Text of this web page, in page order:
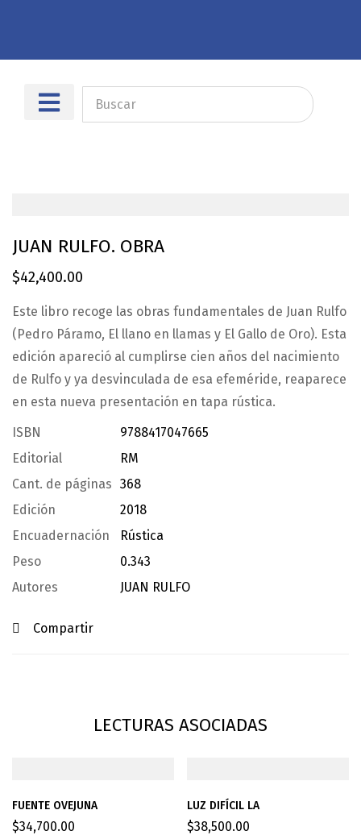
JUAN RULFO. OBRA
$42,400.00
Este libro recoge las obras fundamentales de Juan Rulfo
(Pedro Páramo, El llano en llamas y El Gallo de Oro). Esta
edición apareció al cumplirse cien años del nacimiento
de Rulfo y ya desvinculada de esa efeméride, reaparece
en esta nueva presentación en tapa rústica.
ISBN
9788417047665
Editorial
RM
Cant. de páginas 368
Edición
2018
Encuadernación
Rústica
Peso
0.343
Autores
JUAN RULFO
Compartir
LECTURAS ASOCIADAS
FUENTE OVEJUNA
$34,700.00
LUZ DIFÍCIL LA
$38,500.00